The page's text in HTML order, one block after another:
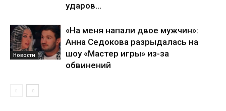
ударов...
Новости
«На меня напали двое мужчин»:
Анна Седокова разрыдалась на
шоу «Мастер игры» из-за
обвинений